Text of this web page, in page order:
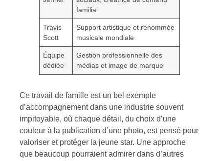
familial
Travis
Scott
Support artistique et renommée
musicale mondiale
Équipe
dédiée
Gestion professionnelle des
médias et image de marque
Ce travail de famille est un bel exemple
d’accompagnement dans une industrie souvent
impitoyable, où chaque détail, du choix d’une
couleur à la publication d’une photo, est pensé pour
valoriser et protéger la jeune star. Une approche
que beaucoup pourraient admirer dans d’autres